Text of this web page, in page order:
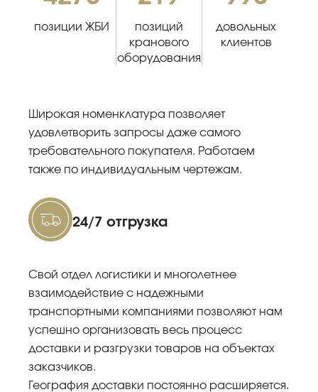
позиции ЖБИ
позиций
кранового
оборудования
довольных
клиентов
Широкая номенклатура позволяет
удовлетворить запросы даже самого
требовательного покупателя. Работаем
также по индивидуальным чертежам.
24/7 отгрузка
Свой отдел логистики и многолетнее
взаимодействие с надежными
транспортными компаниями позволяют нам
успешно организовать весь процесс
доставки и разгрузки товаров на объектах
заказчиков.
География доставки постоянно расширяется.